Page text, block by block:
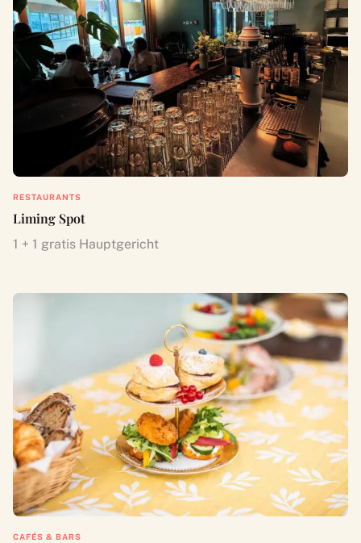
RESTAURANTS
Liming Spot
1 + 1 gratis Hauptgericht
CAFÉS & BARS